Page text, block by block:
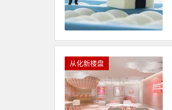
从化新楼盘